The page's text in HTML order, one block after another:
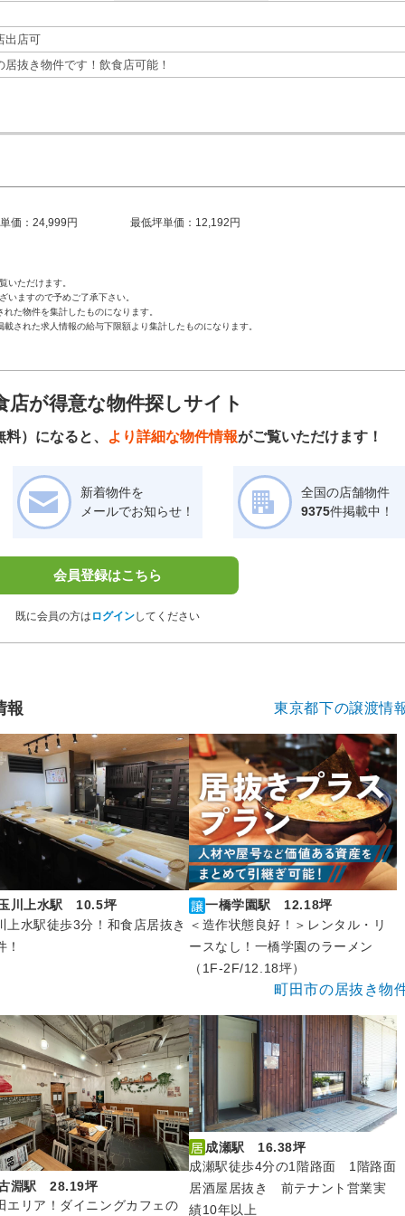
出店可
居抜き物件です！飲食店可能！
価：24,999円 最低坪単価：12,192円
いただけます。
いますので予めご了承下さい。
た物件を集計したものになります。
された求人情報の給与下限額より集計したものになります。
店が得意な物件探しサイト
）になると、 より詳細な物件情報がご覧いただけます！
新着物件を
メールでお知らせ！
全国の店舗物件
9375件掲載中！
会員登録はこちら
既に会員の方は ログインしてください
報 東京都下の譲渡情
川上水駅 10.5坪
上水駅徒歩3分！和食店居抜き
！
一橋学園駅 12.18坪
＜造作状態良好！＞レンタル・リ
ースなし！一橋学園のラーメン
（1F-2F/12.18坪）
町田市の居抜き物
淵駅 28.19坪
エリア！ダイニングカフェの
成瀬駅 16.38坪
成瀬駅徒歩4分の1階路面 1階路面
居酒屋居抜き 前テナント営業実
績10年以上